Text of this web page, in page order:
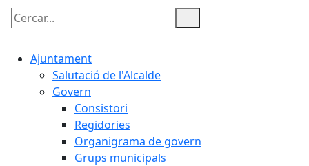
Cercar:
Ajuntament
Salutació de l'Alcalde
Govern
Consistori
Regidories
Organigrama de govern
Grups municipals